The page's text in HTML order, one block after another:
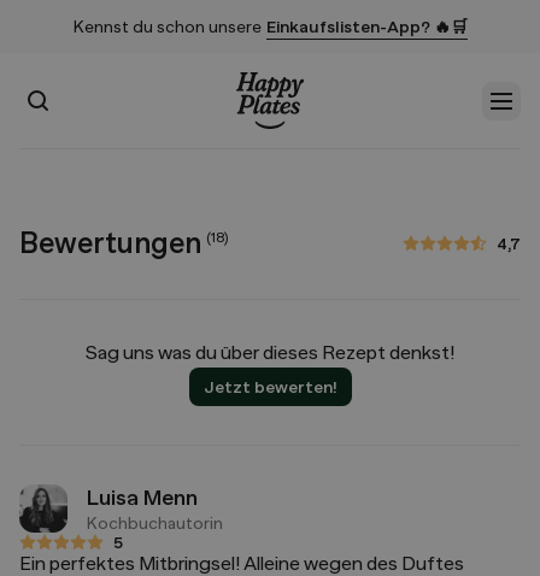
Kennst du schon unsere Einkaufslisten-App? 🔥🛒
Suchen
Bewertungen (18) 4,7
4,7 von 5 Sternen
Sag uns was du über dieses Rezept denkst!
Jetzt bewerten!
Luisa Menn
Kochbuchautorin
5
5 von 5 Sternen
Ein perfektes Mitbringsel! Alleine wegen des Duftes